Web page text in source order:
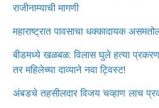
राजीनाम्याची मागणी
महाराष्ट्रात पावसाचा धक्कादायक
बीडमध्ये खळबळ: विलास घुले हत्या
तर महिलेच्या दाव्याने नवा ट्विस्ट!
अंबडचे तहसीलदार विजय चव्हाण लाच